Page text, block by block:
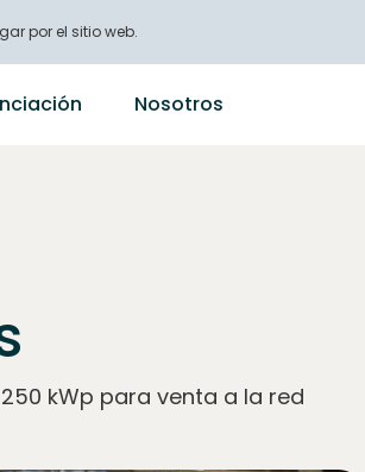
por el sitio web.
Nosotros
kWp para venta a la red